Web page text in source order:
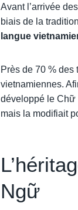
Avant l’arrivée
biais de la
langue
Près de 70 %
vietnamiennes.
développé le Chữ
mais la modifiait
Ngữ